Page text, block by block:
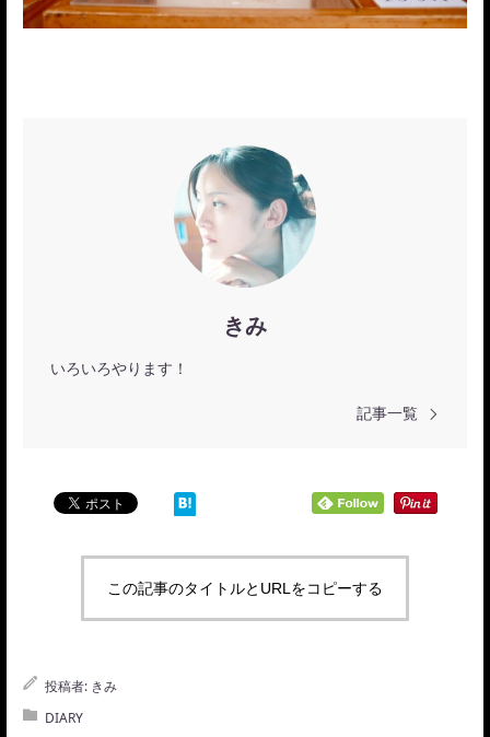
きみ
いろいろやります！
記事一覧
この記事のタイトルとURLをコピーする
投稿者: きみ
DIARY